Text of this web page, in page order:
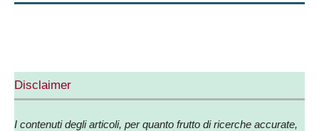
Disclaimer
I contenuti degli articoli, per quanto frutto di ricerche accurate,